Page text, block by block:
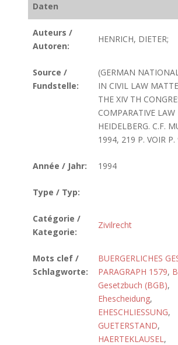
Daten
Auteurs /
Autoren:
HENRICH, DIETER;
Source /
Fundstelle:
(GERMAN
IN CIVIL LAW
THE XIV TH
COMPARATIVE
HEIDELBERG. C.F.
1994, 219 P. VOIR
Année / Jahr: 1994
Type / Typ:
Catégorie /
Kategorie:
Zivilrecht
Mots clef /
Schlagworte:
BUERGERLICHES
PARAGRAPH 1579,
Gesetzbuch (BGB),
Ehescheidung,
EHESCHLIESSUNG,
GUETERSTAND,
HAERTEKLAUSEL,